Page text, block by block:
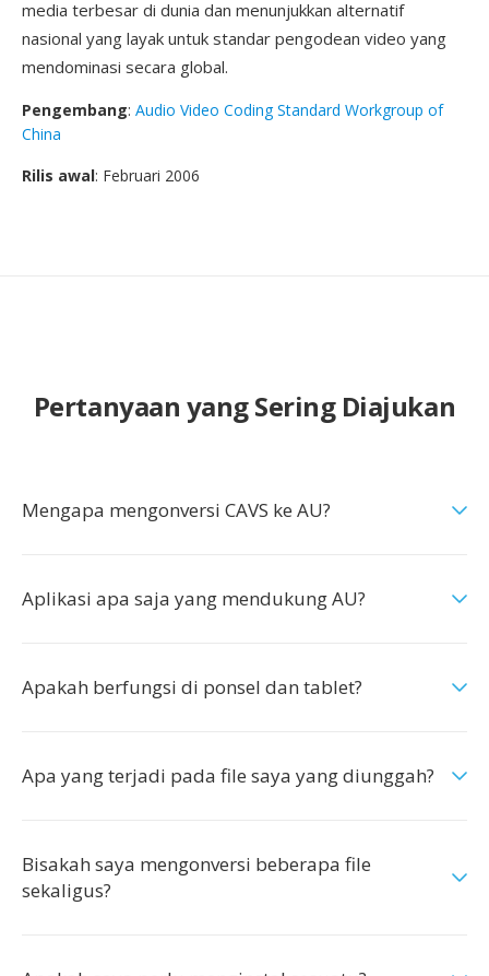
media terbesar di dunia dan menunjukkan alternatif
nasional yang layak untuk standar pengodean video yang
mendominasi secara global.
Pengembang: Audio Video Coding Standard Workgroup of
China
Rilis awal: Februari 2006
Pertanyaan yang Sering Diajukan
Mengapa mengonversi CAVS ke AU?
Aplikasi apa saja yang mendukung AU?
Apakah berfungsi di ponsel dan tablet?
Apa yang terjadi pada file saya yang diunggah?
Bisakah saya mengonversi beberapa file
sekaligus?